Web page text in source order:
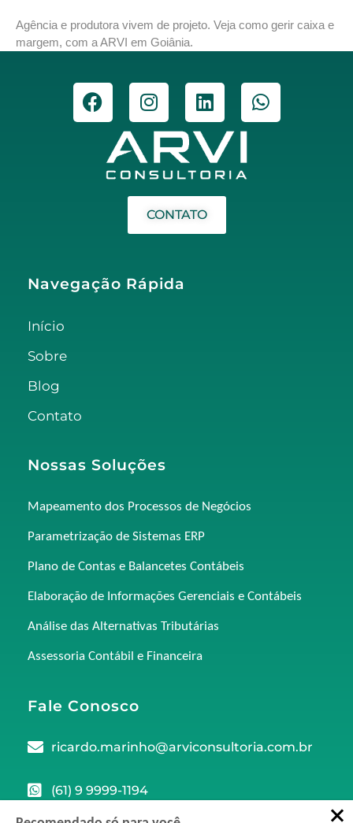
Agência e produtora vivem de projeto. Veja como gerir caixa e
margem, com a ARVI em Goiânia.
CONTATO
Navegação Rápida
Início
Sobre
Blog
Contato
Nossas Soluções
Mapeamento dos Processos de Negócios
Parametrização de Sistemas ERP
Plano de Contas e Balancetes Contábeis
Elaboração de Informações Gerenciais e Contábeis
Análise das Alternativas Tributárias
Assessoria Contábil e Financeira
Fale Conosco
ricardo.marinho@arviconsultoria.com.br
(61) 9 9999-1194